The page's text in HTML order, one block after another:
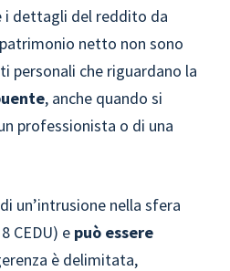
i dettagli del reddito da
netto non sono
personali che riguardano la
, anche quando si
professionista o di una
un’intrusione nella sfera
CEDU) e può essere
è delimitata,